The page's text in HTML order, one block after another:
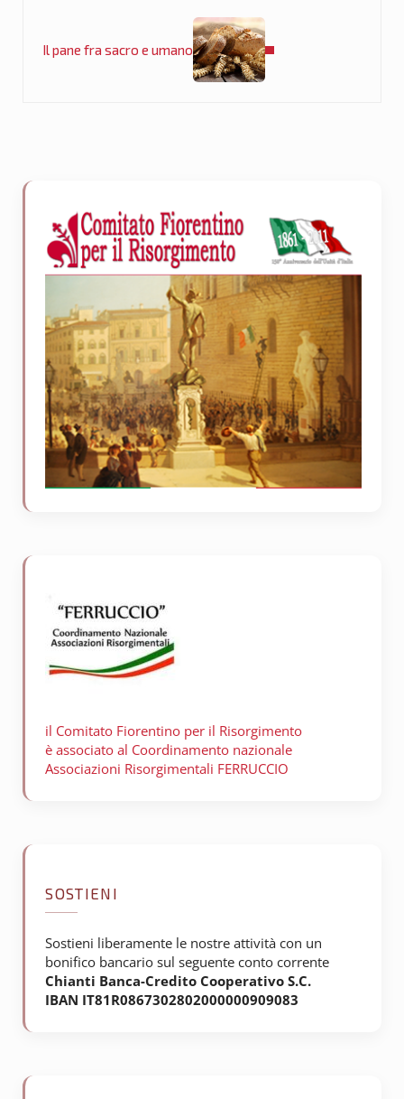
Il pane fra sacro e umano
Sidebar
il Comitato Fiorentino per il Risorgimento
è associato al Coordinamento nazionale
Associazioni Risorgimentali FERRUCCIO
SOSTIENI
Sostieni liberamente le nostre attività con un
bonifico bancario sul seguente conto corrente
Chianti Banca-Credito Cooperativo S.C.
IBAN IT81R0867302802000000909083